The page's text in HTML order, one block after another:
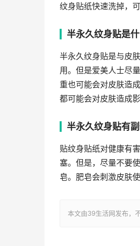
纹身贴纸快速洗掉，
半永久纹身贴是
半永久纹身贴是与皮
用。但是爱美人士尽
重也可能会对皮肤造
都可能会对皮肤造成影
半永久纹身贴有
贴纹身贴纸对健康有
塞。但是，尽量不要
皂。肥皂会刺激皮肤
本文由39生活网发布，